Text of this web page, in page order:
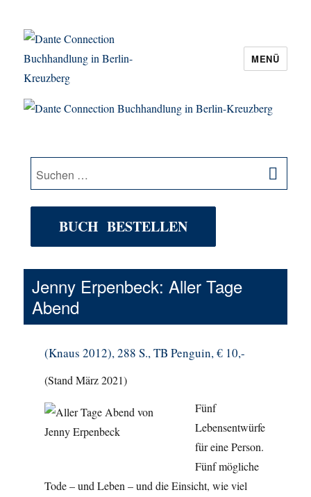
Dante Connection Buchhandlung in
MENÜ
Suche
nach:
BUCH BESTELLEN
Jenny Erpenbeck: Aller Tage
Abend
(Knaus 2012), 288 S., TB Penguin, € 10,-
(Stand März 2021)
Fünf
Lebensentwürfe
für eine Person.
Fünf mögliche
Tode – und Leben – und die Einsicht, wie viel